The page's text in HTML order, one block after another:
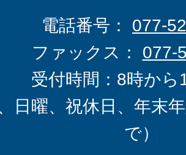
電話番号： 077-
ファックス： 077-
受付時間：8時から
、日曜、祝休日、年末
で）